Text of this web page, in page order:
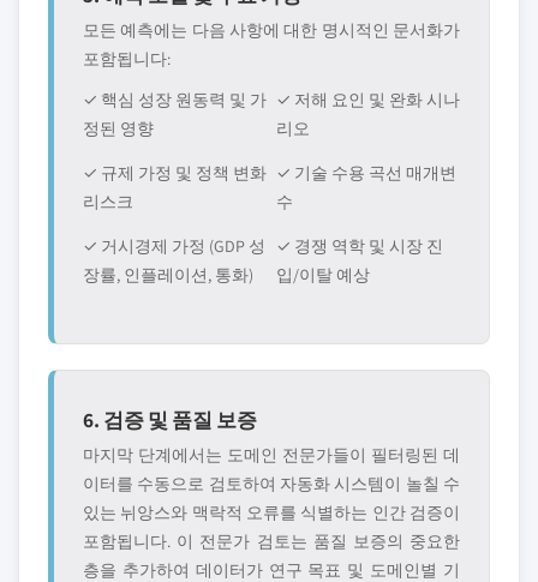
모든 예측에는 다음 사항에 대한 명시적인 문서화가
포함됩니다:
✓ 핵심 성장 원동력 및 가
정된 영향
✓ 저해 요인 및 완화 시나
리오
✓ 규제 가정 및 정책 변화
리스크
✓ 기술 수용 곡선 매개변
수
✓ 거시경제 가정 (GDP 성
장률, 인플레이션, 통화)
✓ 경쟁 역학 및 시장 진
입/이탈 예상
6. 검증 및 품질 보증
마지막 단계에서는 도메인 전문가들이 필터링된 데
이터를 수동으로 검토하여 자동화 시스템이 놀칠 수
있는 뉘앙스와 맥락적 오류를 식별하는 인간 검증이
포함됩니다. 이 전문가 검토는 품질 보증의 중요한
층을 추가하여 데이터가 연구 목표 및 도메인별 기